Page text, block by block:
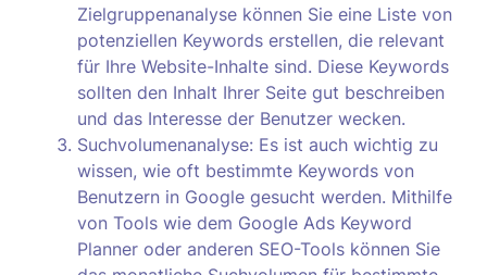
Zielgruppenanalyse können Sie eine Liste von
potenziellen Keywords erstellen, die relevant
für Ihre Website-Inhalte sind. Diese Keywords
sollten den Inhalt Ihrer Seite gut beschreiben
und das Interesse der Benutzer wecken.
Suchvolumenanalyse: Es ist auch wichtig zu
wissen, wie oft bestimmte Keywords von
Benutzern in Google gesucht werden. Mithilfe
von Tools wie dem Google Ads Keyword
Planner oder anderen SEO-Tools können Sie